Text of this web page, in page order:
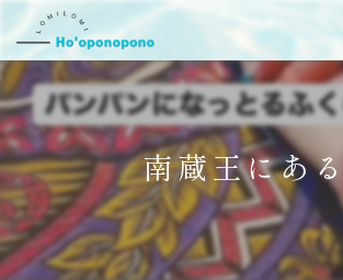
南蔵王にある